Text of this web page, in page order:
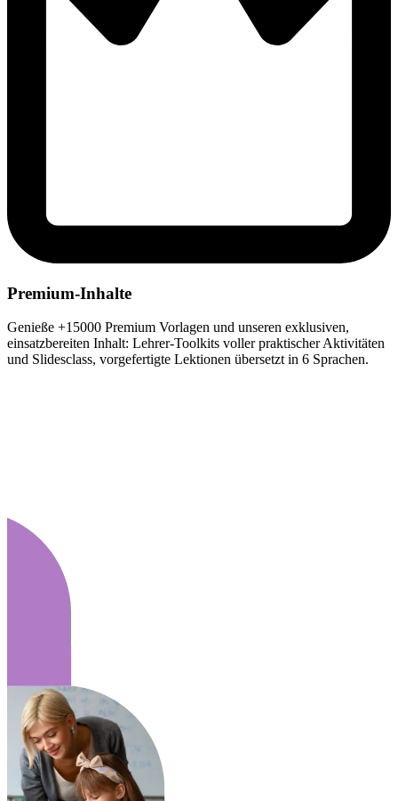
Premium-Inhalte
Genieße +15000 Premium Vorlagen und unseren exklusiven,
einsatzbereiten Inhalt: Lehrer-Toolkits voller praktischer Aktivitäten
und Slidesclass, vorgefertigte Lektionen übersetzt in 6 Sprachen.